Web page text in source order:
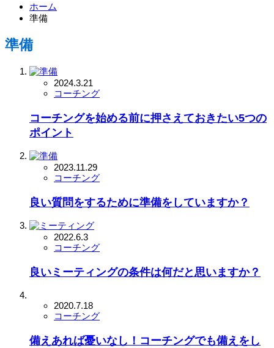
ホーム
準備
準備
2024.3.21
コーチング
コーチングを始める前に押さえておきたい5つの
ポイント
2023.11.29
コーチング
良い質問をするために準備をしていますか？
2022.6.3
コーチング
良いミーティングの条件は何だと思いますか？
2020.7.18
コーチング
備えあれば憂いなし！コーチングでも備えをし